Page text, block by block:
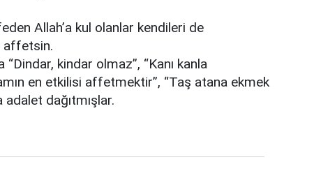
Allah’a kul olanlar kendileri de
affetsin.
“Dindar, kindar olmaz”, “Kanı kanla
en etkilisi affetmektir”, “Taş atana ekmek
dağıtmışlar.